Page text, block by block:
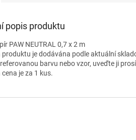
popis produktu
PAW NEUTRAL 0,7 x 2 m
je dodávána podle aktuální
barvu nebo vzor, uveďte ji
cena je za 1 kus.